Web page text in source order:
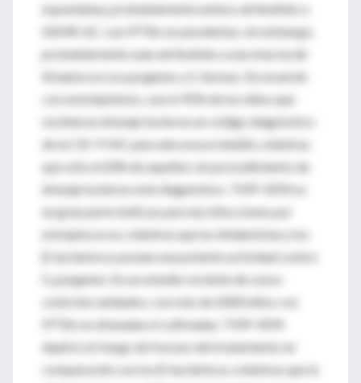
espontánea, probablemente ambos atribuibles a
SAMR-AC. Las IPTBs no purulentas, sin embargo,
probablemente sean atribuibles a una mezcla de
Streptococcus pyogenes y S. Aureus. De acuerdo
con esta hipótesis, casi el 95% de los niños que
recibieron drenaje tuvieron un código diagnóstico
de la CIE-9-MC para abscesos/celulitis, mientras
que sólo el 60% de aquellos sin procedimiento de
drenaje tuvieron este diagnóstico. TMP-SMX es
en gran parte ineficaz para las infecciones por
estreptococos, mientras que la clindamicina y los
β-lactámicos poseen una potente actividad contra
S. pyogenes. En un estudio reciente de casos-
controles anidados, con más de 2000 niños con
IPTBs no drenadas ni cultivadas, TMP-SMX
duplicó el riesgo de fracaso del tratamiento en
comparación con los β-lactámicos, mientras que la